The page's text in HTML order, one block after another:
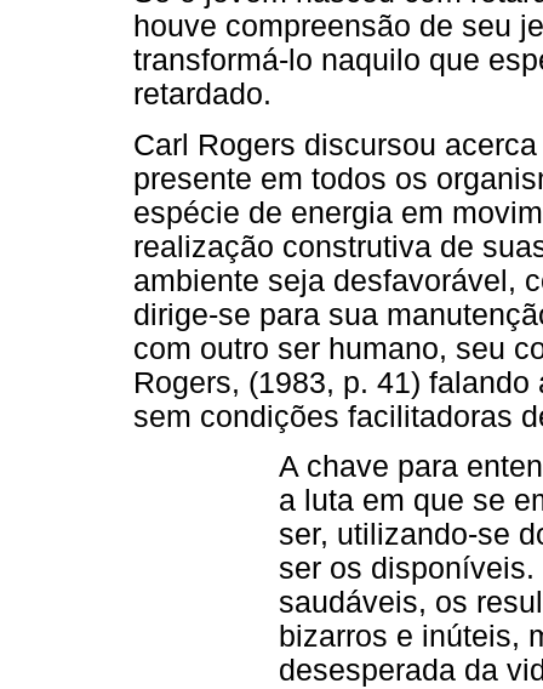
houve compreensão de seu
transformá-lo naquilo que
retardado.
Carl Rogers discursou
presente em todos os
espécie de energia em
realização construtiva de
ambiente seja desfavorável,
dirige-se para sua
com outro ser humano, seu
Rogers, (1983, p. 41)
sem condições facilitadoras
A chave para
a luta em que se
ser, utilizando-se
ser os
saudáveis, os
bizarros e inúteis,
desesperada da